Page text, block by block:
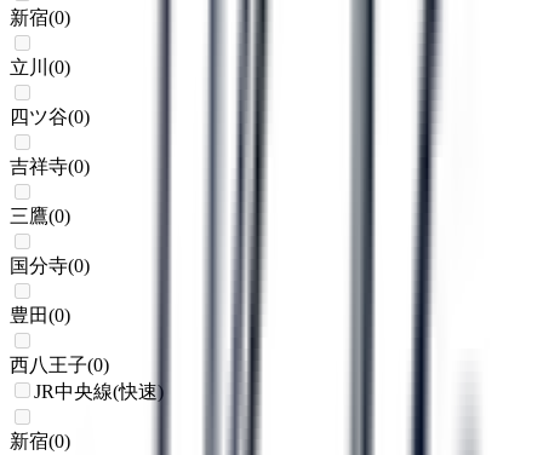
新宿(0)
立川 (0)
四ツ谷(0)
吉祥寺(0)
三鷹(0)
国分寺(0)
豊田(0)
西八王子(0)
JR中央線(快速)
新宿(0)